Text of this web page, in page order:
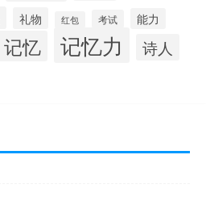
礼物 红包 考试 能力
记忆 记忆力 诗人